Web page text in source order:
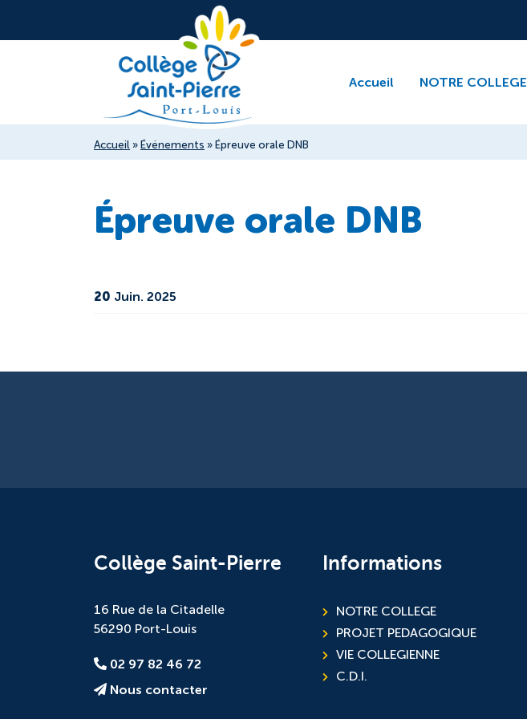
Accueil NOTRE COLLEGE
Accueil » Événements » Épreuve orale DNB
Épreuve orale DNB
20 Juin. 2025
Collège Saint-Pierre
16 Rue de la Citadelle
56290 Port-Louis
02 97 82 46 72
Nous contacter
Informations
NOTRE COLLEGE
PROJET PEDAGOGIQUE
VIE COLLEGIENNE
C.D.I.